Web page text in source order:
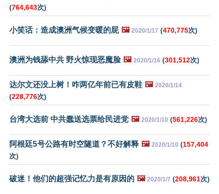
(764,643次)
小笑话：造成澳洲气候变暖的屁 🖼️ 2020/1/17 (470,775次)
澳洲为钱舔中共 野火惊现恶魔脸 🖼️ 2020/1/16 (301,512次)
达尔文还没上树！咋两亿年前已有皮鞋 🖼️ 2020/1/14
(228,776次)
台湾大选前 中共蠢送选票给民进党 🖼️ 2020/1/10 (561,226次)
阿根廷5号公路有时空隧道？不好解释 🖼️ 2020/1/10 (157,404
次)
破迷！他们的超强记忆力是有原因的 🖼️ 2020/1/7 (208,961次)